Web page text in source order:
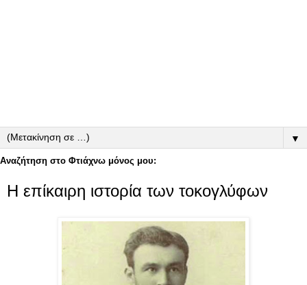
▼
Αναζήτηση στο Φτιάχνω μόνος μου:
Η επίκαιρη ιστορία των τοκογλύφων